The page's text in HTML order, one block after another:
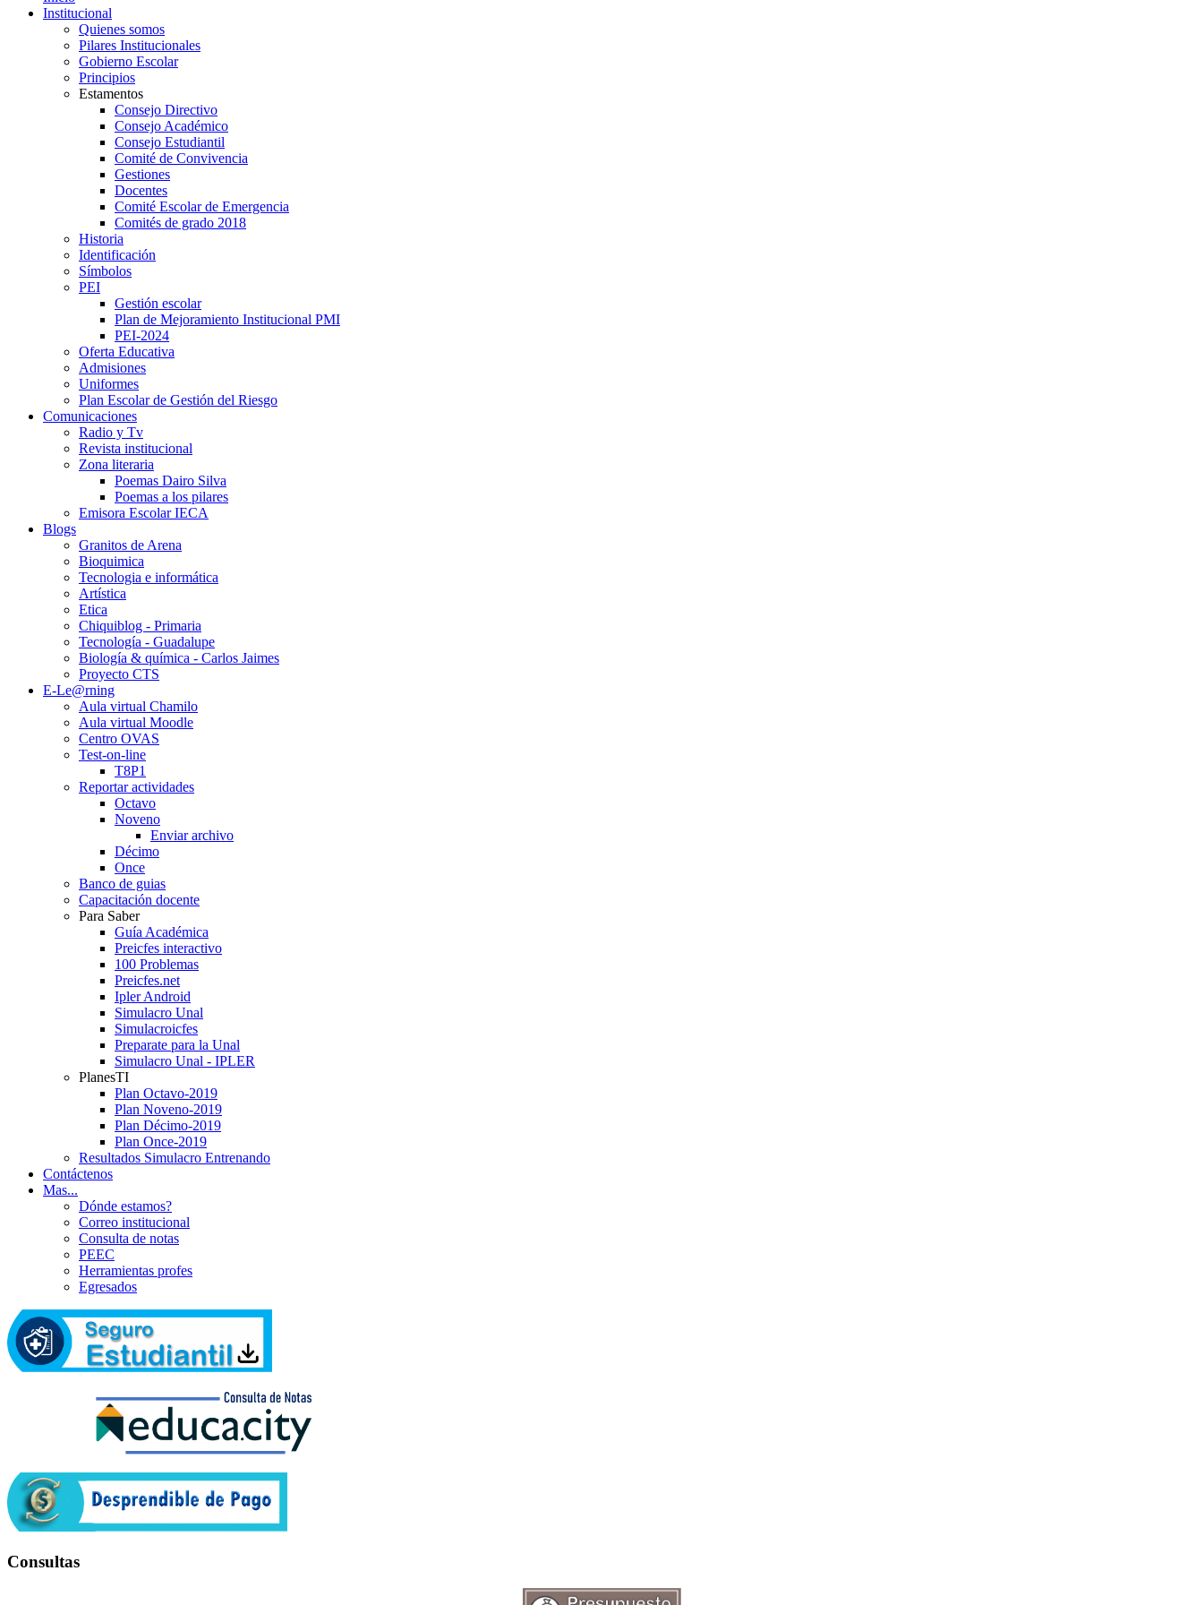
Institucional
Quienes somos
Pilares Institucionales
Gobierno Escolar
Principios
Estamentos
Consejo Directivo
Consejo Académico
Consejo Estudiantil
Comité de Convivencia
Gestiones
Docentes
Comité Escolar de Emergencia
Comités de grado 2018
Historia
Identificación
Símbolos
PEI
Gestión escolar
Plan de Mejoramiento Institucional PMI
PEI-2024
Oferta Educativa
Admisiones
Uniformes
Plan Escolar de Gestión del Riesgo
Comunicaciones
Radio y Tv
Revista institucional
Zona literaria
Poemas Dairo Silva
Poemas a los pilares
Emisora Escolar IECA
Blogs
Granitos de Arena
Bioquimica
Tecnologia e informática
Artística
Etica
Chiquiblog - Primaria
Tecnología - Guadalupe
Biología & química - Carlos Jaimes
Proyecto CTS
E-Le@rning
Aula virtual Chamilo
Aula virtual Moodle
Centro OVAS
Test-on-line
T8P1
Reportar actividades
Octavo
Noveno
Enviar archivo
Décimo
Once
Banco de guias
Capacitación docente
Para Saber
Guía Académica
Preicfes interactivo
100 Problemas
Preicfes.net
Ipler Android
Simulacro Unal
Simulacroicfes
Preparate para la Unal
Simulacro Unal - IPLER
PlanesTI
Plan Octavo-2019
Plan Noveno-2019
Plan Décimo-2019
Plan Once-2019
Resultados Simulacro Entrenando
Contáctenos
Mas...
Dónde estamos?
Correo institucional
Consulta de notas
PEEC
Herramientas profes
Egresados
Consultas